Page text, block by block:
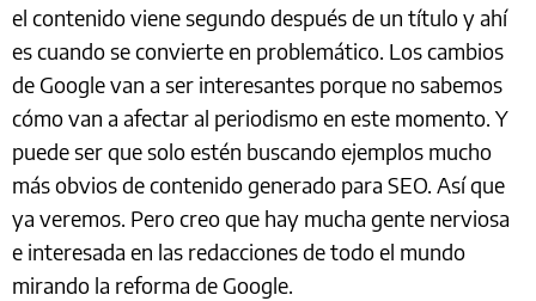
el contenido viene segundo después de un título y ahí
es cuando se convierte en problemático. Los cambios
de Google van a ser interesantes porque no sabemos
cómo van a afectar al periodismo en este momento. Y
puede ser que solo estén buscando ejemplos mucho
más obvios de contenido generado para SEO. Así que
ya veremos. Pero creo que hay mucha gente nerviosa
e interesada en las redacciones de todo el mundo
mirando la reforma de Google.